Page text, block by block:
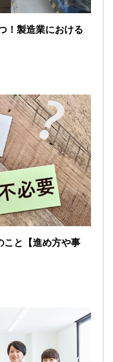
！製造業における
こと【進め方や事